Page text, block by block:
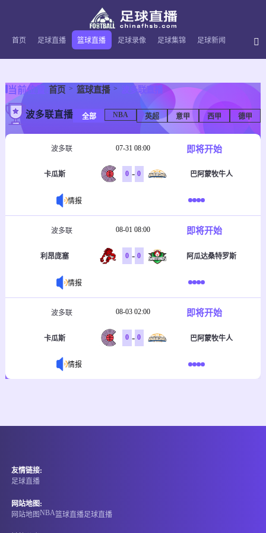
首页 足球直播 篮球直播 足球录像 足球集锦 足球新闻
当前位置: 首页 篮球直播 波多联直播
波多联直播 全部 NBA 英超 意甲 西甲 德甲
波多联 07-31 08:00 即将开始
卡瓜斯 0 - 0 巴阿蒙牧牛人
情报
波多联 08-01 08:00 即将开始
利昂庞塞 0 - 0 阿瓜达桑特罗斯
情报
波多联 08-03 02:00 即将开始
卡瓜斯 0 - 0 巴阿蒙牧牛人
情报
友情链接:
足球直播
网站地图:
网站地图NBA篮球直播足球直播